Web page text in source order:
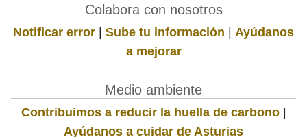
Colabora con nosotros
Notificar error | Sube tu información | Ayúdanos
a mejorar
Medio ambiente
Contribuimos a reducir la huella de carbono|
Ayúdanos a cuidar de Asturias